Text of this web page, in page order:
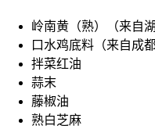
岭南黄（熟）（来自
口水鸡底料（来自成都
拌菜红油
蒜末
藤椒油
熟白芝麻